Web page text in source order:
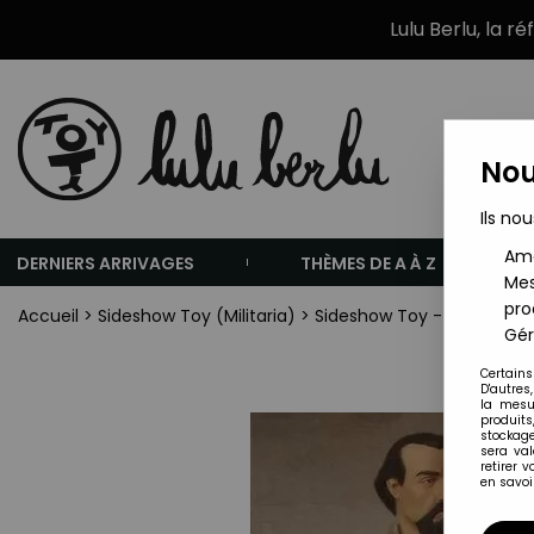
Lulu Berlu, la
DERNIERS ARRIVAGES THÈMES DE A À Z
Accueil > Sideshow Toy (Militaria) > Sideshow Toy -
Ils
la
sera
retirer
en